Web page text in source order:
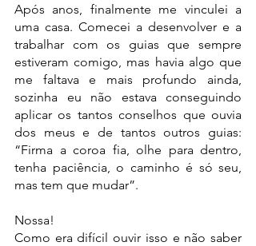
Após anos, finalmente me vinculei a
uma casa. Comecei a desenvolver e a
trabalhar com os guias que sempre
estiveram comigo, mas havia algo que
me faltava e mais profundo ainda,
sozinha eu não estava conseguindo
aplicar os tantos conselhos que ouvia
dos meus e de tantos outros guias:
“Firma a coroa fia, olhe para dentro,
tenha paciência, o caminho é só seu,
mas tem que mudar”.
Nossa!
Como era difícil ouvir isso e não saber